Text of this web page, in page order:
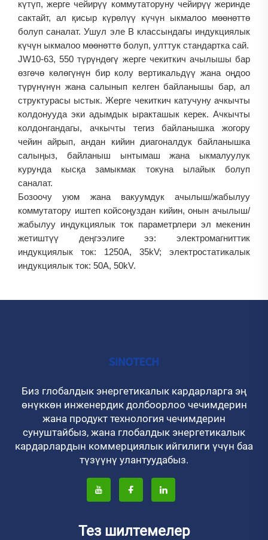
күтүп, жерге чейирүү коммутаторуну чейирүү жеринде
сактайт, ал қисыр күрөлүү күчүн ыкмалоо мөөнөттө
болуп саналат. Ушул эле B классындагы индукциялык
күчүн ыкмалоо мөөнөттө болуп, улттук стандартка сай.
JW10-63, 550 түрүндөгү жерге чекиткич ачылышы бар
өзгөчө көлөгүнүн бир колу вертикальдүү жана оңдоо
түрүнүнүн жана салынып келген байланышы бар, ал
структурасы ыстык. Жерге чекиткич катучуну ачкычты
колдонууда эки адымдык ыракташык керек. Ачкычты
колдонгандагы, ачкычты тегиз байланышка жогору
чейин айрып, андан кийин диагоналдук байланышка
салыңыз, байланыш ынтымаш жана ыкмалуулук
курунда кысқа замыкмак токуна ылайык болуп
саналат.
Бозоочу уюм жана вакуумдук ачылыш/жабылуу
коммутатору иштеп койсоңуздан кийин, онын ачылыш/
жабылуу индукциялык ток параметрлери эл мекенин
жетиштүү деңгээлиге ээ: электромагниттик
индукциялык ток: 1250A, 35kV; электростатикалык
индукциялык ток: 50A, 50kV.
Биз глобалдык энергетикалык кардарларга эң
өнүккөн инженердик долбоорлоо чечимдерин
жана продукт технология чечимдерин
сунуштайбыз, жана глобалдык энергетикалык
кардарлардын коммерциялык ийгилиги үчүн баа
түзүүнү улантуудабыз.
Тез шилтемелер